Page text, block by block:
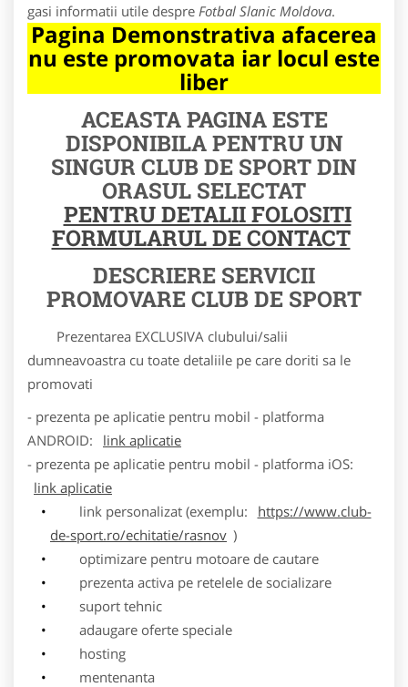
gasi informatii utile despre Fotbal Slanic Moldova.
Pagina Demonstrativa afacerea
nu este promovata iar locul este
liber
ACEASTA PAGINA ESTE
DISPONIBILA PENTRU UN
SINGUR CLUB DE SPORT DIN
ORASUL SELECTAT
PENTRU DETALII FOLOSITI
FORMULARUL DE CONTACT
DESCRIERE SERVICII
PROMOVARE CLUB DE SPORT
Prezentarea EXCLUSIVA clubului/salii
dumneavoastra cu toate detaliile pe care doriti sa le
promovati
- prezenta pe aplicatie pentru mobil - platforma
ANDROID:
link aplicatie
- prezenta pe aplicatie pentru mobil - platforma iOS:
link aplicatie
link personalizat (exemplu:
https://www.club-
de-sport.ro/echitatie/rasnov )
optimizare pentru motoare de cautare
prezenta activa pe retelele de socializare
suport tehnic
adaugare oferte speciale
hosting
mentenanta